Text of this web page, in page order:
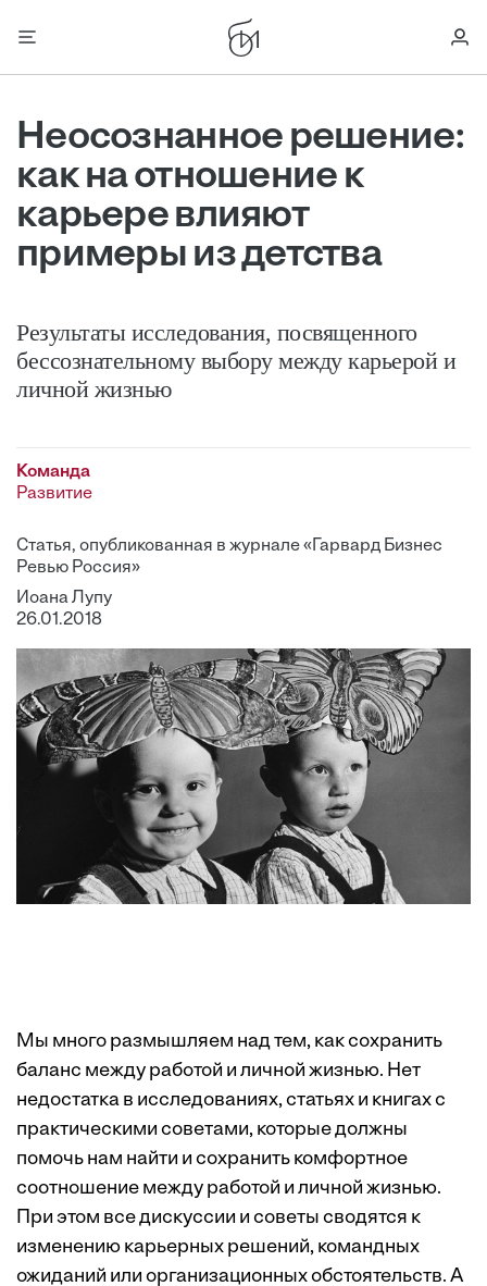
Неосознанное решение:
как на отношение к
карьере влияют
примеры из детства
Результаты исследования, посвященного
бессознательному выбору между карьерой и
личной жизнью
Команда
Развитие
Статья, опубликованная в журнале «Гарвард Бизнес
Ревью Россия»
Иоана Лупу
26.01.2018
Мы много размышляем над тем, как сохранить
баланс между работой и личной жизнью. Нет
недостатка в исследованиях, статьях и книгах с
практическими советами, которые должны
помочь нам найти и сохранить комфортное
соотношение между работой и личной жизнью.
При этом все дискуссии и советы сводятся к
изменению карьерных решений, командных
ожиданий или организационных обстоятельств. А